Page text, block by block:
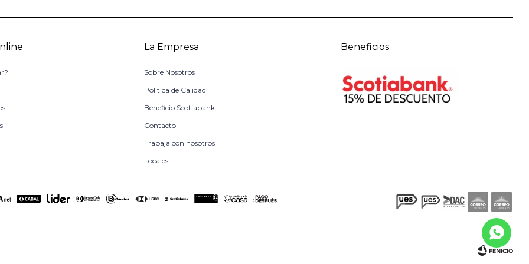
La Empresa
Sobre Nosotros
Política de Calidad
Beneficio Scotiabank
Contacto
Trabaja con nosotros
Locales
Beneficios